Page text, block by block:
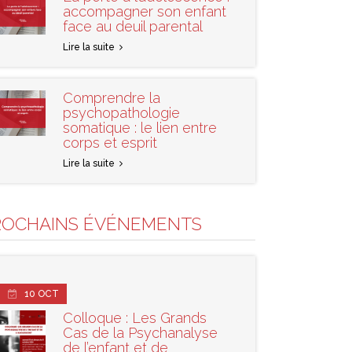
accompagner son enfant
face au deuil parental
Lire la suite
Comprendre la
psychopathologie
somatique : le lien entre
corps et esprit
Lire la suite
ÉVÉNEMENTS
10 OCT
Colloque : Les Grands
Cas de la Psychanalyse
de l’enfant et de